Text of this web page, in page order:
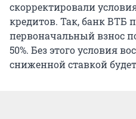
скорректировали
кредитов. Так, банк ВТБ
первоначальный взнос
50%. Без этого условия
сниженной ставкой